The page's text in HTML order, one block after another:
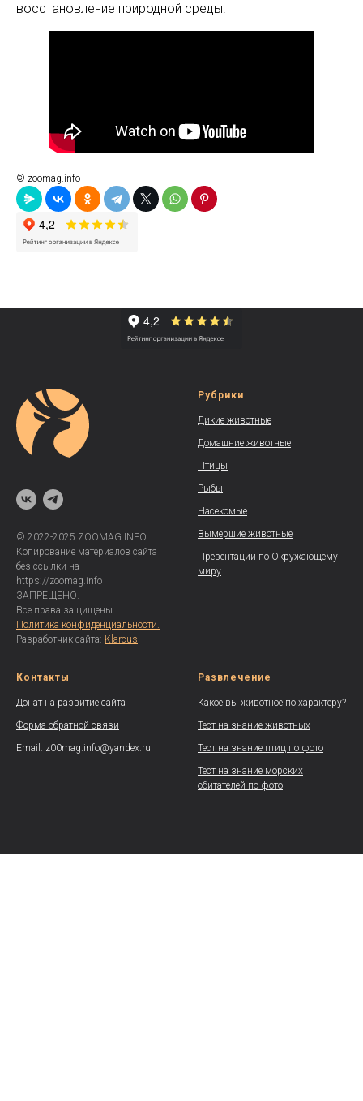
восстановление природной среды.
© zoomag.info
© 2022-2025 ZOOMAG.INFO
Копирование материалов сайта
без ссылки на
https://zoomag.info
ЗАПРЕЩЕНО.
Все права защищены.
Политика конфиденциальности.
Разработчик сайта: Klarcus
Рубрики
Дикие животные
Домашние животные
Птицы
Рыбы
Насекомые
Вымершие животные
Презентации по Окружающему
миру
Контакты
Донат на развитие сайта
Форма обратной связи
Email: z00mag.info@yandex.ru
Развлечение
Какое вы животное по характеру?
Тест на знание животных
Тест на знание птиц по фото
Тест на знание морских
обитателей по фото